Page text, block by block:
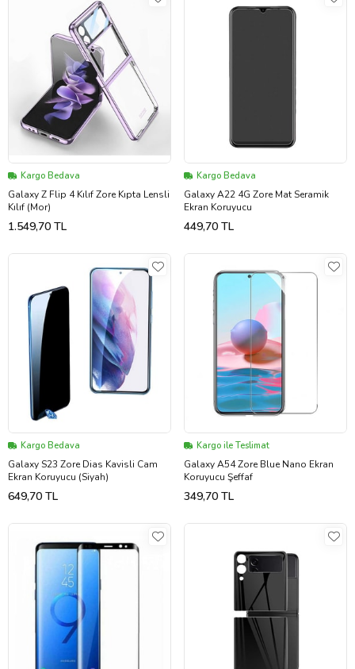
Kargo Bedava
Galaxy Z Flip 4 Kılıf Zore Kıpta Lensli
Kılıf (Mor)
1.549,70 TL
Kargo Bedava
Galaxy A22 4G Zore Mat Seramik
Ekran Koruyucu
449,70 TL
Kargo Bedava
Galaxy S23 Zore Dias Kavisli Cam
Ekran Koruyucu (Siyah)
649,70 TL
Kargo ile Teslimat
Galaxy A54 Zore Blue Nano Ekran
Koruyucu Şeffaf
349,70 TL